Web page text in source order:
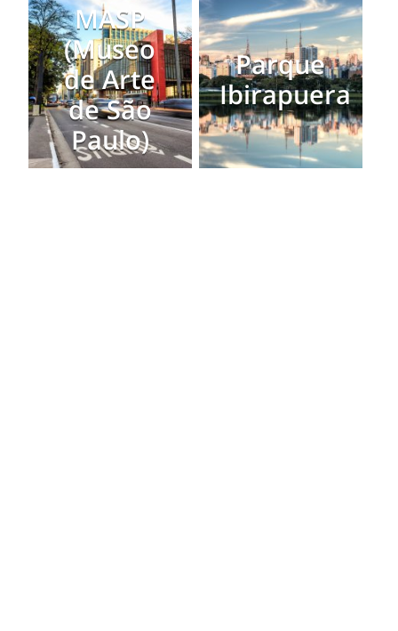
MASP
(Museo
de Arte
de São
Paulo)
Parque
Ibirapuera